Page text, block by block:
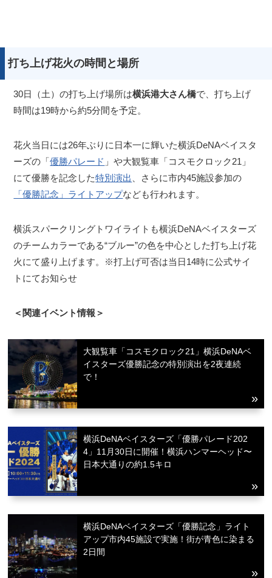
打ち上げ花火の時間と場所
30日（土）の打ち上げ場所は横浜港大さん橋で、打ち上げ
時間は19時から約5分間を予定。
花火当日には26年ぶりに日本一に輝いた横浜DeNAベイスタ
ーズの「優勝パレード 」や大観覧車「コスモクロック21」
にて優勝を記念した特別演出
、さらに市内45施設参加の
「優勝記念」ライトアップなども行われます。
横浜スパークリングトワイライトも横浜DeNAベイスターズ
のチームカラーである“ブルー”の色を中心とした打ち上げ花
火にて盛り上げます。※打上げ可否は当日14時に公式サイ
トにてお知らせ
＜関連イベント情報＞
大観覧車「コスモクロック21」横浜DeNAベ
イスターズ優勝記念の特別演出を2夜連続
で！
横浜DeNAベイスターズ「優勝パレード202
4」11月30日に開催！横浜ハンマーヘッド〜
日本大通りの約1.5キロ
横浜DeNAベイスターズ「優勝記念」ライト
アップ市内45施設で実施！街が青色に染まる
2日間